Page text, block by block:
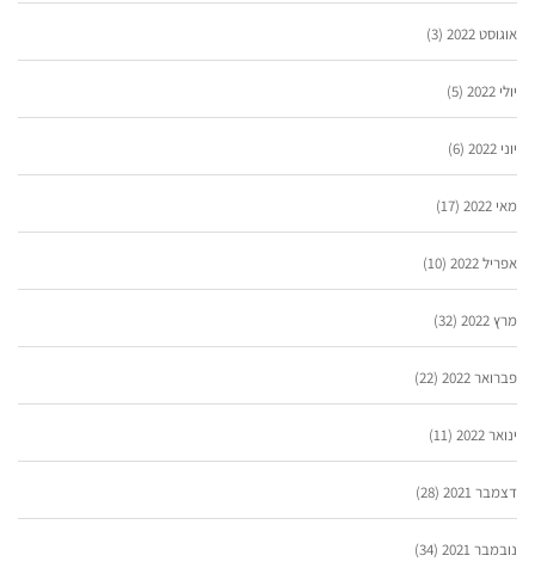
אוגוסט 2022 (3)
יולי 2022 (5)
יוני 2022 (6)
מאי 2022 (17)
אפריל 2022 (10)
מרץ 2022 (32)
פברואר 2022 (22)
ינואר 2022 (11)
דצמבר 2021 (28)
נובמבר 2021 (34)